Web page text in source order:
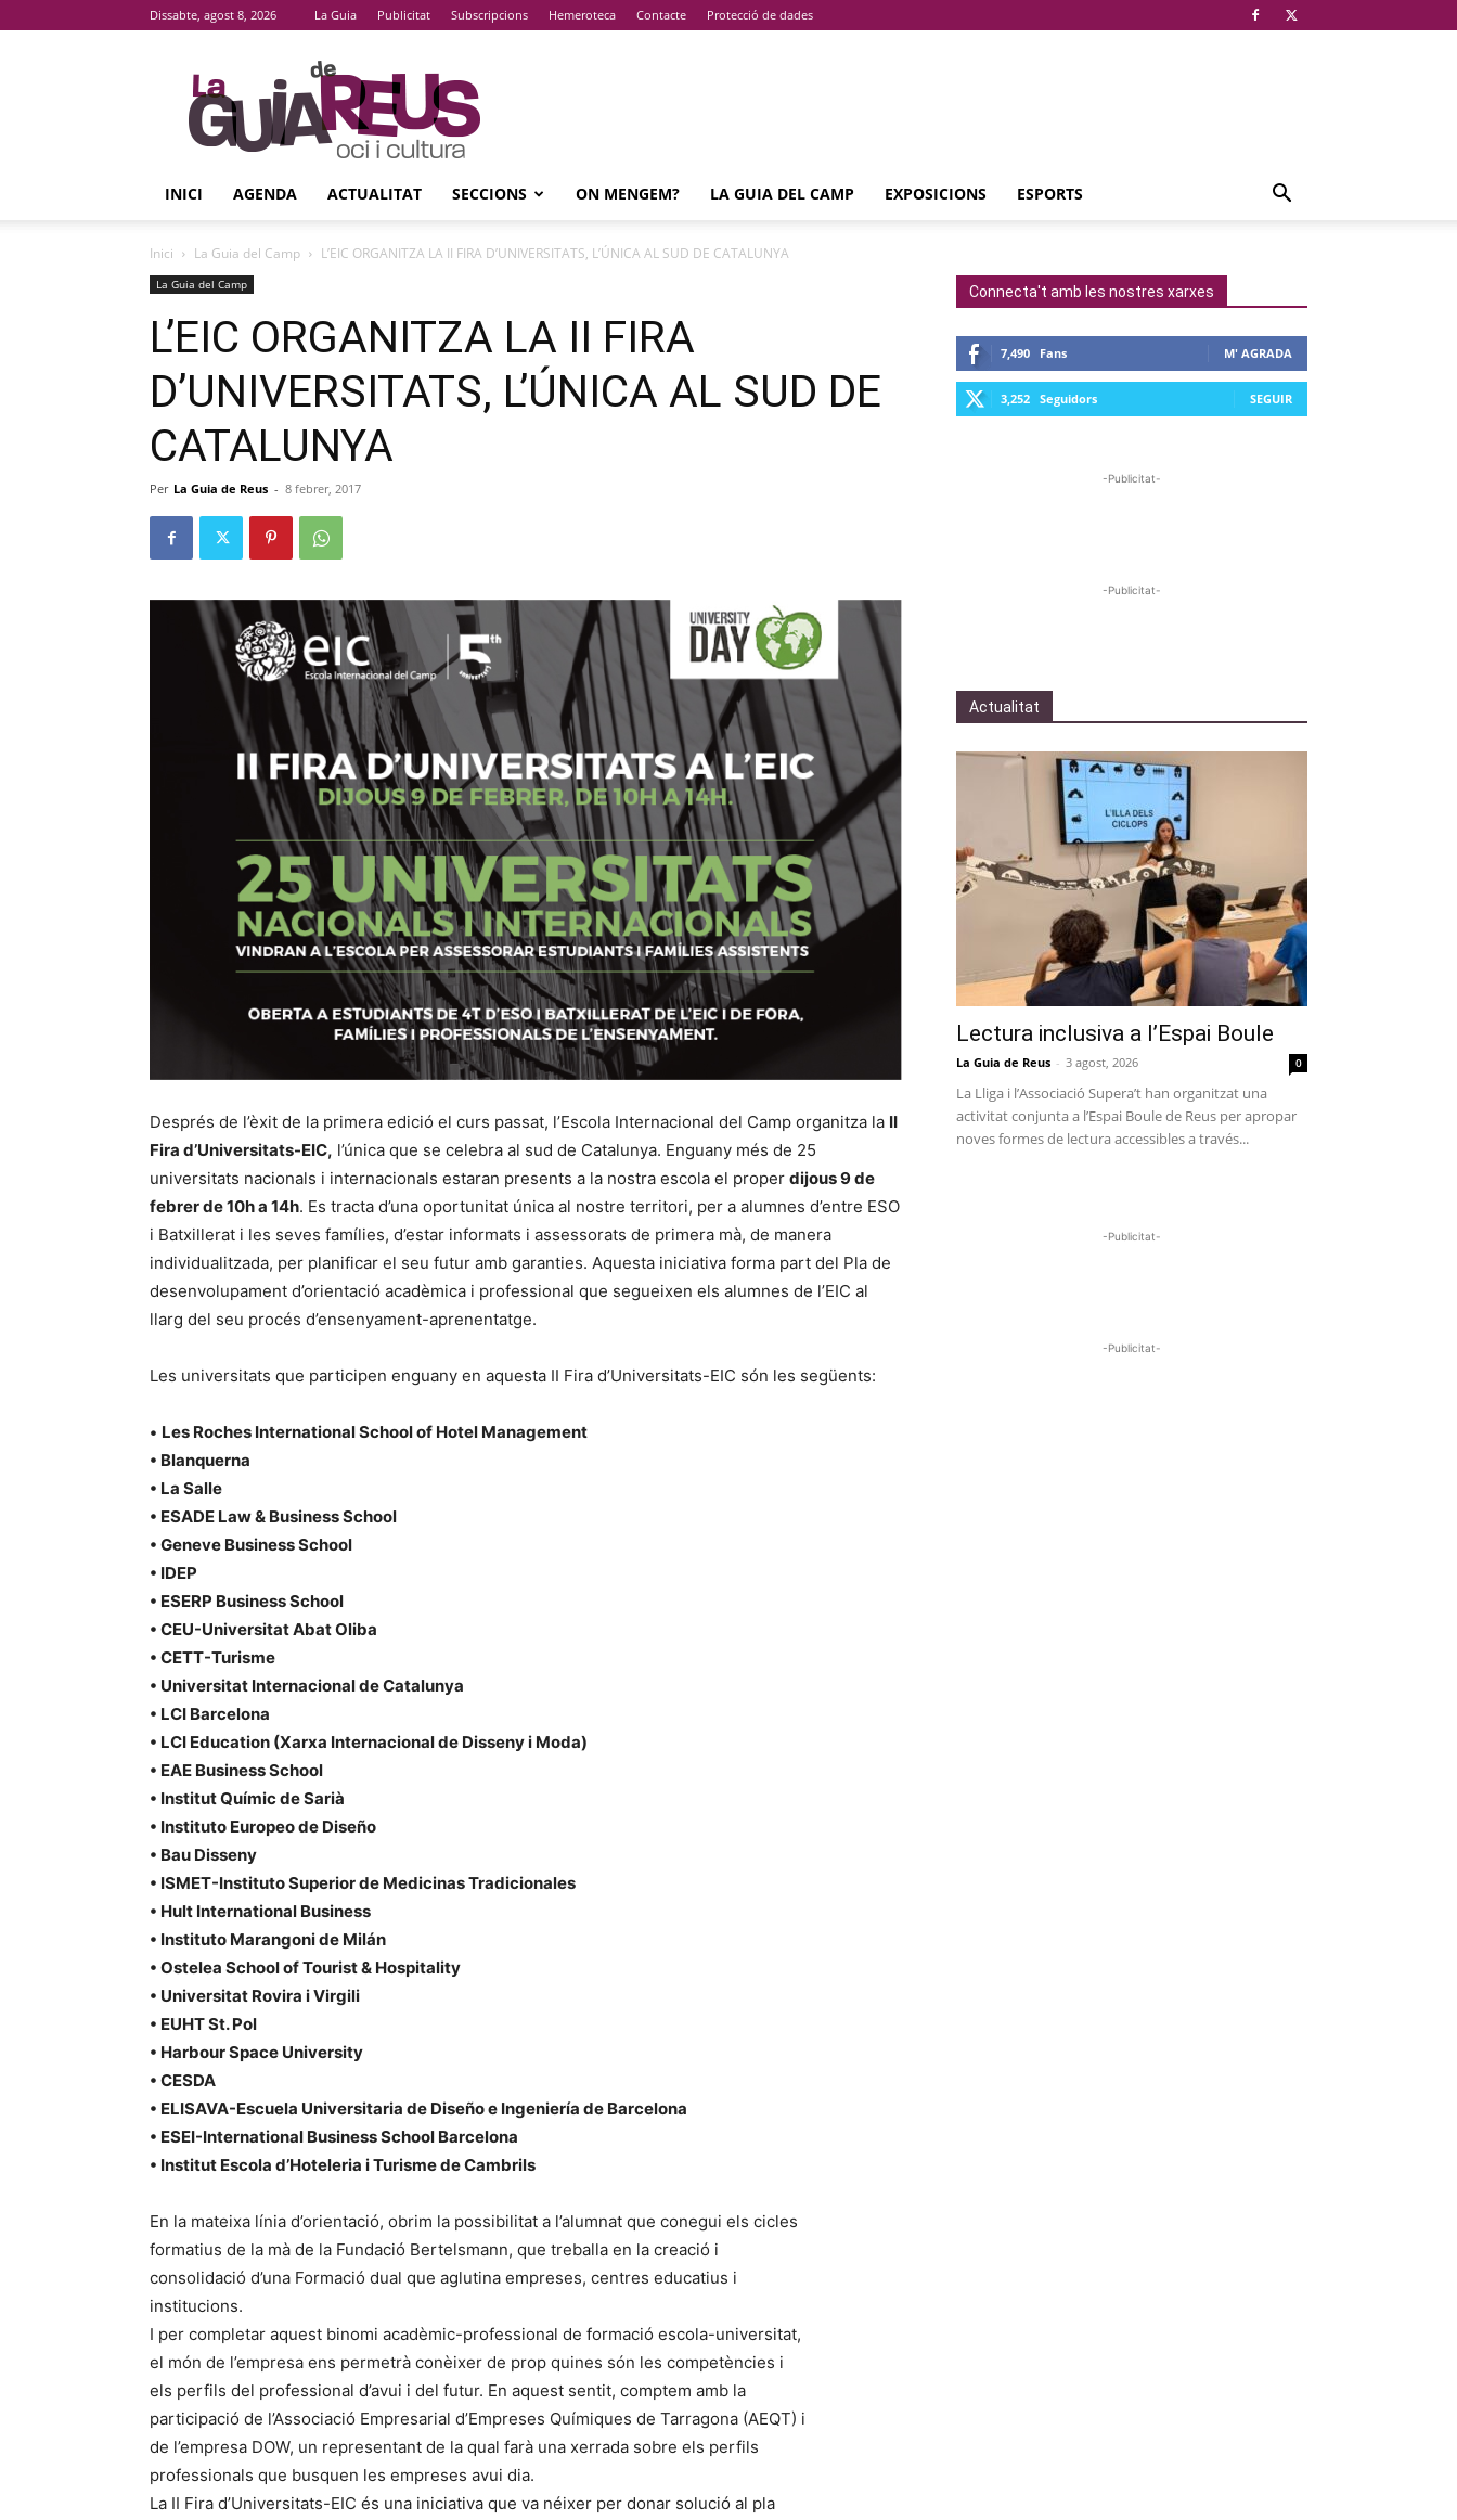
Dissabte, agost 8, 2026 La Guia Publicitat Subscripcions Hemeroteca Contacte Protecció de dades
La
Guia
De
Reus
INICI AGENDA ACTUALITAT SECCIONS ON MENGEM? LA GUIA DEL CAMP EXPOSICIONS ESPORTS
Inici La Guia del Camp L’EIC ORGANITZA LA II FIRA D’UNIVERSITATS, L’ÚNICA AL SUD DE CATALUNYA
La Guia del Camp
L’EIC ORGANITZA LA II FIRA
D’UNIVERSITATS, L’ÚNICA AL SUD DE
CATALUNYA
Per La Guia de Reus - 8 febrer, 2017
Després de l’èxit de la primera edició el curs passat, l’Escola Internacional del Camp organitza la II
Fira d’Universitats-EIC, l’única que se celebra al sud de Catalunya. Enguany més de 25
universitats nacionals i internacionals estaran presents a la nostra escola el proper dijous 9 de
febrer de 10h a 14h. Es tracta d’una oportunitat única al nostre territori, per a alumnes d’entre ESO
i Batxillerat i les seves famílies, d’estar informats i assessorats de primera mà, de manera
individualitzada, per planificar el seu futur amb garanties. Aquesta iniciativa forma part del Pla de
desenvolupament d’orientació acadèmica i professional que segueixen els alumnes de l’EIC al
llarg del seu procés d’ensenyament-aprenentatge.
Les universitats que participen enguany en aquesta II Fira d’Universitats-EIC són les següents:
• Les Roches International School of Hotel Management
• Blanquerna
• La Salle
• ESADE Law & Business School
• Geneve Business School
• IDEP
• ESERP Business School
• CEU-Universitat Abat Oliba
• CETT-Turisme
• Universitat Internacional de Catalunya
• LCI Barcelona
• LCI Education (Xarxa Internacional de Disseny i Moda)
• EAE Business School
• Institut Químic de Sarià
• Instituto Europeo de Diseño
• Bau Disseny
• ISMET-Instituto Superior de Medicinas Tradicionales
• Hult International Business
• Instituto Marangoni de Milán
• Ostelea School of Tourist & Hospitality
• Universitat Rovira i Virgili
• EUHT St. Pol
• Harbour Space University
• CESDA
• ELISAVA-Escuela Universitaria de Diseño e Ingeniería de Barcelona
• ESEI-International Business School Barcelona
• Institut Escola d’Hoteleria i Turisme de Cambrils
En la mateixa línia d’orientació, obrim la possibilitat a l’alumnat que conegui els cicles
formatius de la mà de la Fundació Bertelsmann, que treballa en la creació i
consolidació d’una Formació dual que aglutina empreses, centres educatius i
institucions.
I per completar aquest binomi acadèmic-professional de formació escola-universitat,
el món de l’empresa ens permetrà conèixer de prop quines són les competències i
els perfils del professional d’avui i del futur. En aquest sentit, comptem amb la
participació de l’Associació Empresarial d’Empreses Químiques de Tarragona (AEQT) i
de l’empresa DOW, un representant de la qual farà una xerrada sobre els perfils
professionals que busquen les empreses avui dia.
La II Fira d’Universitats-EIC és una iniciativa que va néixer per donar solució al pla
Connecta't amb les nostres xarxes
7,490 Fans M' AGRADA
3,252 Seguidors SEGUIR
-Publicitat-
-Publicitat-
Actualitat
Lectura inclusiva a l’Espai Boule
La Guia de Reus - 3 agost, 2026 0
La Lliga i l’Associació Supera’t han organitzat una
activitat conjunta a l’Espai Boule de Reus per apropar
noves formes de lectura accessibles a través...
-Publicitat-
-Publicitat-